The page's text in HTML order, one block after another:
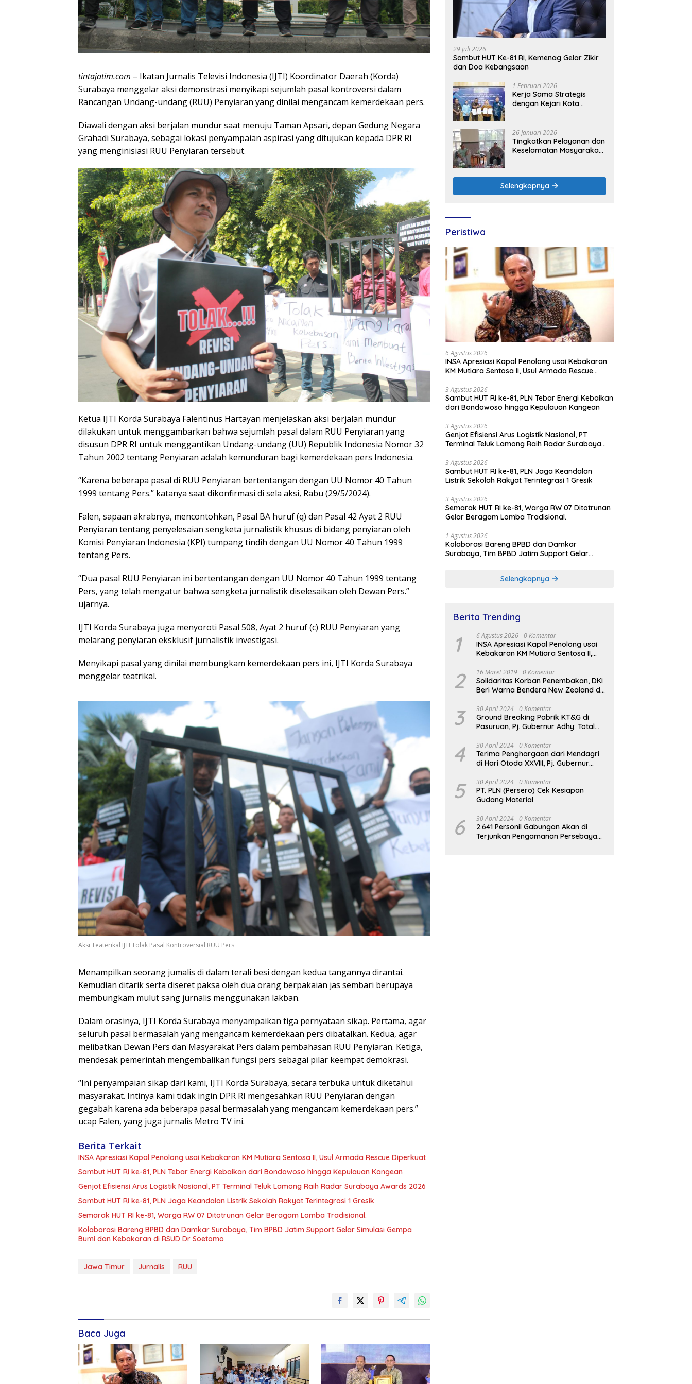
tintajatim.com – Ikatan Jurnalis Televisi Indonesia (IJTI) Koordinator Daerah (Korda)
Surabaya menggelar aksi demonstrasi menyikapi sejumlah pasal kontroversi dalam
Rancangan Undang-undang (RUU) Penyiaran yang dinilai mengancam kemerdekaan pers.
Diawali dengan aksi berjalan mundur saat menuju Taman Apsari, depan Gedung Negara
Grahadi Surabaya, sebagai lokasi penyampaian aspirasi yang ditujukan kepada DPR RI
yang menginisiasi RUU Penyiaran tersebut.
Ketua IJTI Korda Surabaya Falentinus Hartayan menjelaskan aksi berjalan mundur
dilakukan untuk menggambarkan bahwa sejumlah pasal dalam RUU Penyiaran yang
disusun DPR RI untuk menggantikan Undang-undang (UU) Republik Indonesia Nomor 32
Tahun 2002 tentang Penyiaran adalah kemunduran bagi kemerdekaan pers Indonesia.
“Karena beberapa pasal di RUU Penyiaran bertentangan dengan UU Nomor 40 Tahun
1999 tentang Pers.” katanya saat dikonfirmasi di sela aksi, Rabu (29/5/2024).
Falen, sapaan akrabnya, mencontohkan, Pasal BA huruf (q) dan Pasal 42 Ayat 2 RUU
Penyiaran tentang penyelesaian sengketa jurnalistik khusus di bidang penyiaran oleh
Komisi Penyiaran Indonesia (KPI) tumpang tindih dengan UU Nomor 40 Tahun 1999
tentang Pers.
“Dua pasal RUU Penyiaran ini bertentangan dengan UU Nomor 40 Tahun 1999 tentang
Pers, yang telah mengatur bahwa sengketa jurnalistik diselesaikan oleh Dewan Pers.”
ujarnya.
IJTI Korda Surabaya juga menyoroti Pasal 508, Ayat 2 huruf (c) RUU Penyiaran yang
melarang penyiaran eksklusif jurnalistik investigasi.
Menyikapi pasal yang dinilai membungkam kemerdekaan pers ini, IJTI Korda Surabaya
menggelar teatrikal.
Aksi Teaterikal IJTI Tolak Pasal Kontroversial RUU Pers
Menampilkan seorang jumalis di dalam terali besi dengan kedua tangannya dirantai.
Kemudian ditarik serta diseret paksa oleh dua orang berpakaian jas sembari berupaya
membungkam mulut sang jurnalis menggunakan lakban.
Dalam orasinya, IJTI Korda Surabaya menyampaikan tiga pernyataan sikap. Pertama, agar
seluruh pasal bermasalah yang mengancam kemerdekaan pers dibatalkan. Kedua, agar
melibatkan Dewan Pers dan Masyarakat Pers dalam pembahasan RUU Penyiaran. Ketiga,
mendesak pemerintah mengembalikan fungsi pers sebagai pilar keempat demokrasi.
“Ini penyampaian sikap dari kami, IJTI Korda Surabaya, secara terbuka untuk diketahui
masyarakat. Intinya kami tidak ingin DPR RI mengesahkan RUU Penyiaran dengan
gegabah karena ada beberapa pasal bermasalah yang mengancam kemerdekaan pers.”
ucap Falen, yang juga jurnalis Metro TV ini.
Berita Terkait
INSA Apresiasi Kapal Penolong usai Kebakaran KM Mutiara Sentosa II, Usul Armada Rescue Diperkuat
Sambut HUT RI ke-81, PLN Tebar Energi Kebaikan dari Bondowoso hingga Kepulauan Kangean
Genjot Efisiensi Arus Logistik Nasional, PT Terminal Teluk Lamong Raih Radar Surabaya Awards 2026
Sambut HUT RI ke-81, PLN Jaga Keandalan Listrik Sekolah Rakyat Terintegrasi 1 Gresik
Semarak HUT RI ke-81, Warga RW 07 Ditotrunan Gelar Beragam Lomba Tradisional.
Kolaborasi Bareng BPBD dan Damkar Surabaya, Tim BPBD Jatim Support Gelar Simulasi Gempa
Bumi dan Kebakaran di RSUD Dr Soetomo
Jawa Timur Jurnalis RUU
Baca Juga
29 Juli 2026
Sambut HUT Ke-81 RI, Kemenag Gelar Zikir
dan Doa Kebangsaan
1 Februari 2026
Kerja Sama Strategis
dengan Kejari Kota
Green Enabler di Jawa
Timur
26 Januari 2026
Tingkatkan Pelayanan dan
Keselamatan Masyarakat,
Polres Nganjuk
Selengkapnya
Peristiwa
6 Agustus 2026
INSA Apresiasi Kapal Penolong usai Kebakaran
KM Mutiara Sentosa II, Usul Armada Rescue
3 Agustus 2026
Sambut HUT RI ke-81, PLN Tebar Energi Kebaikan
dari Bondowoso hingga Kepulauan Kangean
3 Agustus 2026
Genjot Efisiensi Arus Logistik Nasional, PT
Terminal Teluk Lamong Raih Radar Surabaya
3 Agustus 2026
Sambut HUT RI ke-81, PLN Jaga Keandalan
Listrik Sekolah Rakyat Terintegrasi 1 Gresik
3 Agustus 2026
Semarak HUT RI ke-81, Warga RW 07 Ditotrunan
Gelar Beragam Lomba Tradisional.
1 Agustus 2026
Kolaborasi Bareng BPBD dan Damkar
Surabaya, Tim BPBD Jatim Support Gelar
Selengkapnya
Berita Trending
1 6 Agustus 2026 0 Komentar
INSA Apresiasi Kapal Penolong usai
Kebakaran KM Mutiara Sentosa II,
2 16 Maret 2019 0 Komentar
Solidaritas Korban Penembakan, DKI
Beri Warna Bendera New Zealand di
3 30 April 2024 0 Komentar
Ground Breaking Pabrik KT&G di
Pasuruan, Pj. Gubernur Adhy: Total
Serap Ribuan Tenaga Kerja
4 30 April 2024 0 Komentar
Terima Penghargaan dari Mendagri
di Hari Otoda XXVIII, Pj. Gubernur
Reformasi Birokrasi Jadi Kunci
Keberhasilan Jatim
5 30 April 2024 0 Komentar
PT. PLN (Persero) Cek Kesiapan
Gudang Material
6 30 April 2024 0 Komentar
2.641 Personil Gabungan Akan di
Terjunkan Pengamanan Persebaya